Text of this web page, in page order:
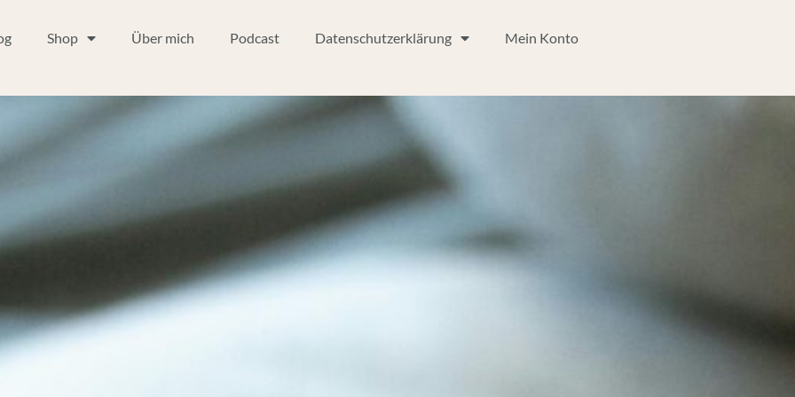
Shop Über mich Podcast Datenschutzerklärung Mein Konto